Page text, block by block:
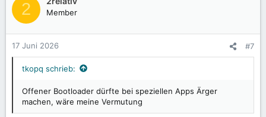
t
n
2 Member
17 Juni 2026 #7
tkopq schrieb:
Offener Bootloader dürfte bei speziellen Apps Ärger
machen, wäre meine Vermutung